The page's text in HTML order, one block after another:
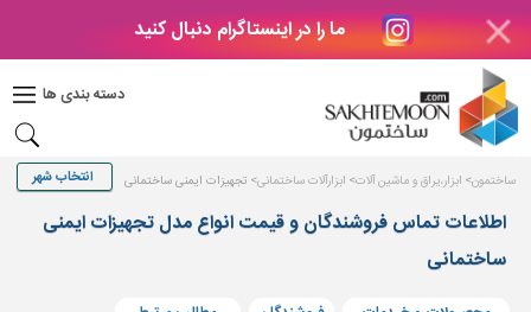
ما را در اینستاگرام دنبال کنید
دسته بندی ها
دکوراسیون
بتن
های
بتنی
درب
ساختمون ابزار،یراق و ماشین آلات ابزارآلات ساختمانی تجهیزات ایمنی ساختمانی
اطلاعات تماس فروشندگان و قیمت انواع مدل تجهیزات ایمنی
ساختمانی